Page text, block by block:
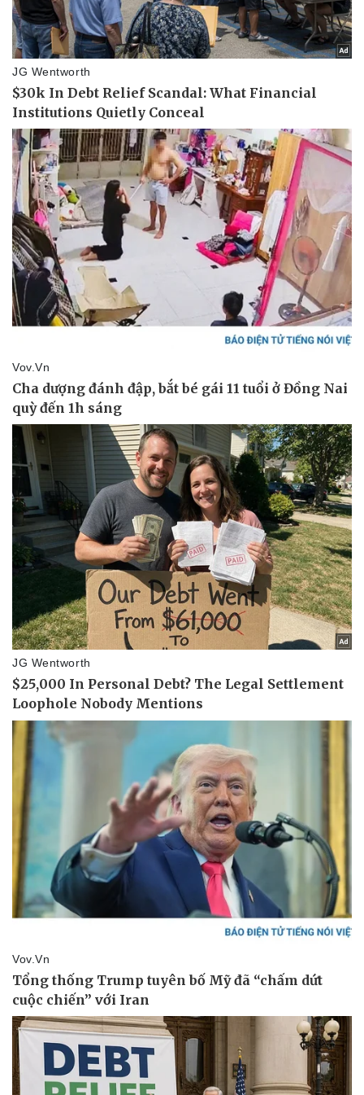
Pháp luật
Vụ án
Quân sự - Quốc phòng
Việt Nam
Phân tích